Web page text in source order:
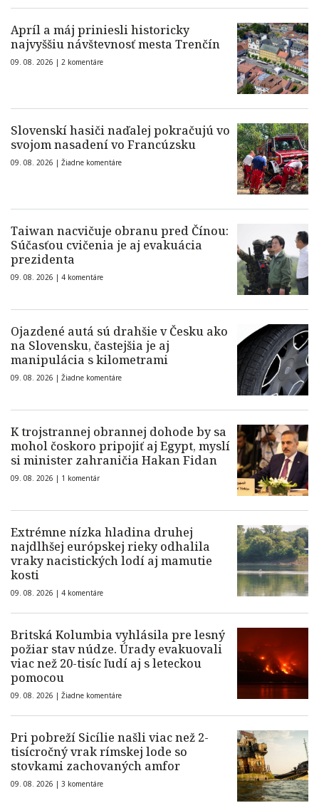
Apríl a máj priniesli historicky
najvyššiu návštevnosť mesta Trenčín
09. 08. 2026 | 2 komentáre
Slovenskí hasiči naďalej pokračujú vo
svojom nasadení vo Francúzsku
09. 08. 2026 | Žiadne komentáre
Taiwan nacvičuje obranu pred Čínou:
Súčasťou cvičenia je aj evakuácia
prezidenta
09. 08. 2026 | 4 komentáre
Ojazdené autá sú drahšie v Česku ako
na Slovensku, častejšia je aj
manipulácia s kilometrami
09. 08. 2026 | Žiadne komentáre
K trojstrannej obrannej dohode by sa
mohol čoskoro pripojiť aj Egypt, myslí
si minister zahraničia Hakan Fidan
09. 08. 2026 | 1 komentár
Extrémne nízka hladina druhej
najdlhšej európskej rieky odhalila
vraky nacistických lodí aj mamutie
kosti
09. 08. 2026 | 4 komentáre
Britská Kolumbia vyhlásila pre lesný
požiar stav núdze. Úrady evakuovali
viac než 20-tisíc ľudí aj s leteckou
pomocou
09. 08. 2026 | Žiadne komentáre
Pri pobreží Sicílie našli viac než 2-
tisícročný vrak rímskej lode so
stovkami zachovaných amfor
09. 08. 2026 | 3 komentáre